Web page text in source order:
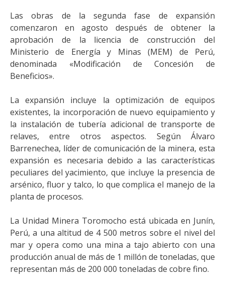
Las obras de la segunda fase de expansión
comenzaron en agosto después de obtener la
aprobación de la licencia de construcción del
Ministerio de Energía y Minas (MEM) de Perú,
denominada «Modificación de Concesión de
Beneficios».
La expansión incluye la optimización de equipos
existentes, la incorporación de nuevo equipamiento y
la instalación de tubería adicional de transporte de
relaves, entre otros aspectos. Según Álvaro
Barrenechea, líder de comunicación de la minera, esta
expansión es necesaria debido a las características
peculiares del yacimiento, que incluye la presencia de
arsénico, fluor y talco, lo que complica el manejo de la
planta de procesos.
La Unidad Minera Toromocho está ubicada en Junín,
Perú, a una altitud de 4 500 metros sobre el nivel del
mar y opera como una mina a tajo abierto con una
producción anual de más de 1 millón de toneladas, que
representan más de 200 000 toneladas de cobre fino.